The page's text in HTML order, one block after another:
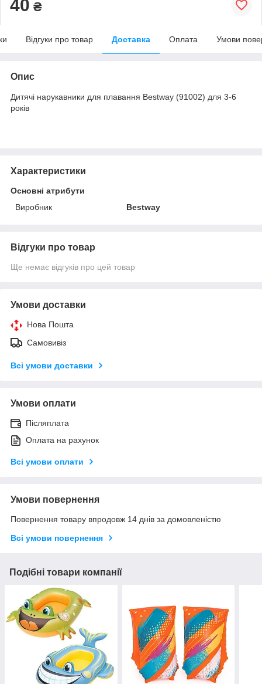
40 ₴
Відгуки про товар Доставка Оплата Умови
Опис
Дитячі нарукавники для плавання Bestway (91002) для 3-6
років
Характеристики
Основні атрибути
Виробник
Bestway
Відгуки про товар
Ще немає відгуків про цей товар
Умови доставки
Нова Пошта
Самовивіз
Всі умови доставки
Умови оплати
Післяплата
Оплата на рахунок
Всі умови оплати
Умови повернення
Повернення товару впродовж 14 днів за домовленістю
Всі умови повернення
Подібні товари компанії